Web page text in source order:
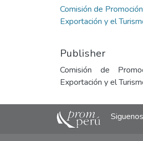
Comisión de
Exportación y el
Publisher
Comisión de
Exportación y el